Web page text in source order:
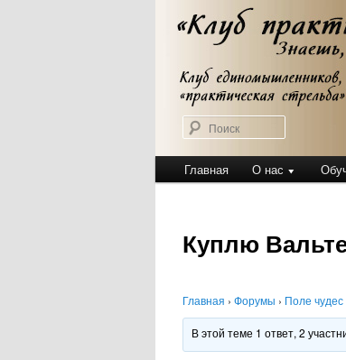
Клуб
Клуб практической стрельбы
Главное
меню
Главная О нас
Куплю
Главная › Форумы › Поле чудес
В этой теме 1 ответ, 2